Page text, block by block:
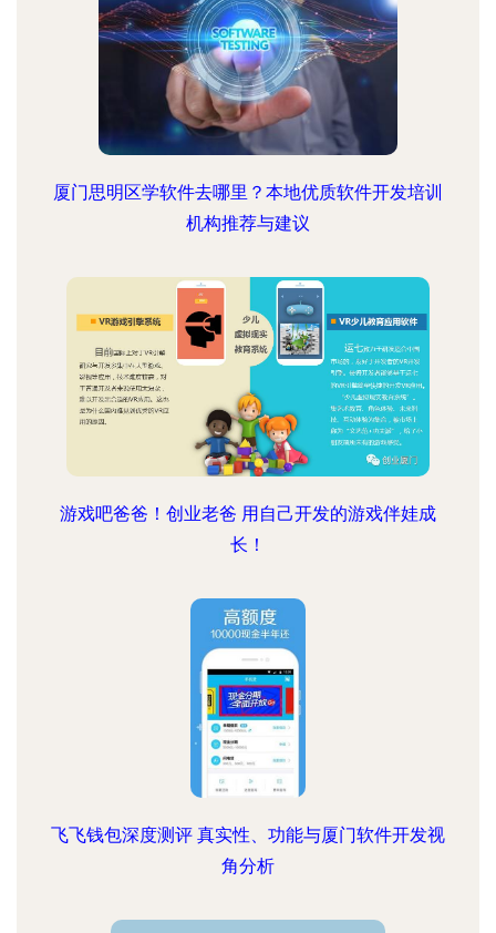
厦门思明区学软件去哪里？本地优质软件开发培训
机构推荐与建议
游戏吧爸爸！创业老爸 用自己开发的游戏伴娃成
长！
飞飞钱包深度测评 真实性、功能与厦门软件开发视
角分析